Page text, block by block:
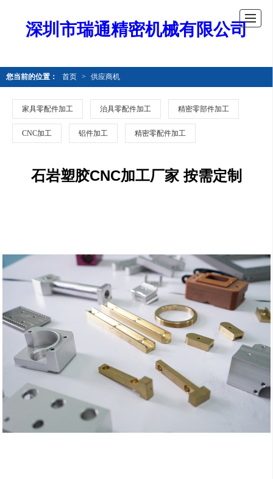
深圳市瑞通精密机械有限公司
您当前的位置： 首页 > 供应商机
家具零配件加工 治具零配件加工 精密零部件加工
CNC加工 铝件加工 精密零配件加工
石岩塑胶CNC加工厂家 按需定制